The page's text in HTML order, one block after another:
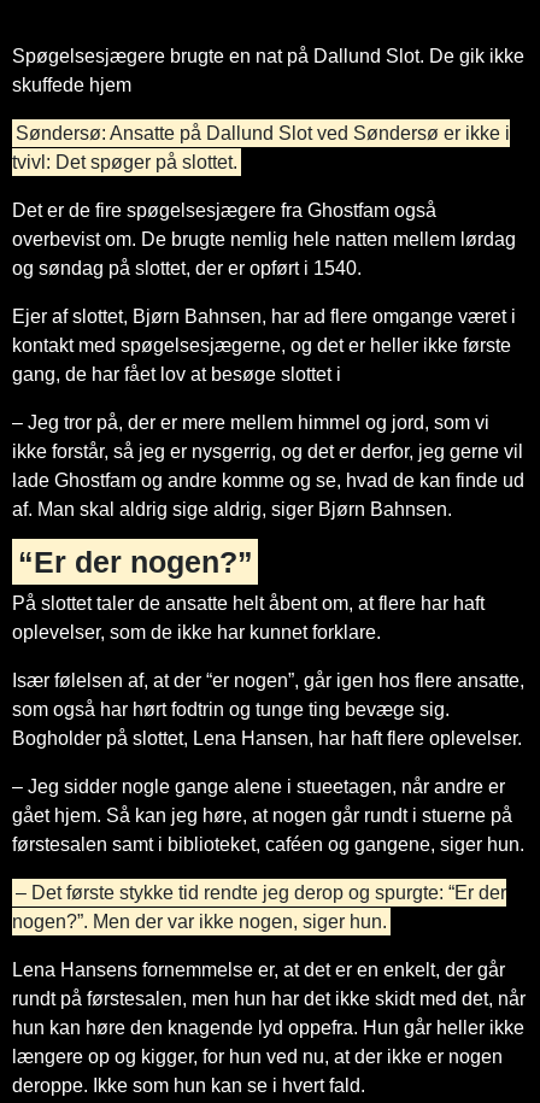
Spøgelsesjægere brugte en nat på Dallund Slot. De gik ikke
skuffede hjem
Søndersø: Ansatte på Dallund Slot ved Søndersø er ikke i
tvivl: Det spøger på slottet.
Det er de fire spøgelsesjægere fra Ghostfam også
overbevist om. De brugte nemlig hele natten mellem lørdag
og søndag på slottet, der er opført i 1540.
Ejer af slottet, Bjørn Bahnsen, har ad flere omgange været i
kontakt med spøgelsesjægerne, og det er heller ikke første
gang, de har fået lov at besøge slottet i
– Jeg tror på, der er mere mellem himmel og jord, som vi
ikke forstår, så jeg er nysgerrig, og det er derfor, jeg gerne vil
lade Ghostfam og andre komme og se, hvad de kan finde ud
af. Man skal aldrig sige aldrig, siger Bjørn Bahnsen.
“Er der nogen?”
På slottet taler de ansatte helt åbent om, at flere har haft
oplevelser, som de ikke har kunnet forklare.
Især følelsen af, at der “er nogen”, går igen hos flere ansatte,
som også har hørt fodtrin og tunge ting bevæge sig.
Bogholder på slottet, Lena Hansen, har haft flere oplevelser.
– Jeg sidder nogle gange alene i stueetagen, når andre er
gået hjem. Så kan jeg høre, at nogen går rundt i stuerne på
førstesalen samt i biblioteket, caféen og gangene, siger hun.
– Det første stykke tid rendte jeg derop og spurgte: “Er der
nogen?”. Men der var ikke nogen, siger hun.
Lena Hansens fornemmelse er, at det er en enkelt, der går
rundt på førstesalen, men hun har det ikke skidt med det, når
hun kan høre den knagende lyd oppefra. Hun går heller ikke
længere op og kigger, for hun ved nu, at der ikke er nogen
deroppe. Ikke som hun kan se i hvert fald.